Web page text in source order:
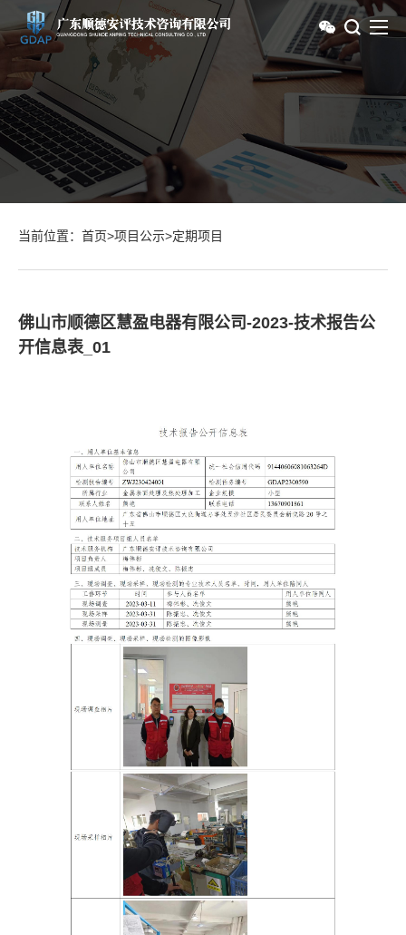
当前位置： 首页>项目公示>定期项目
佛山市顺德区慧盈电器有限公司-2023-技术报告公
开信息表_01